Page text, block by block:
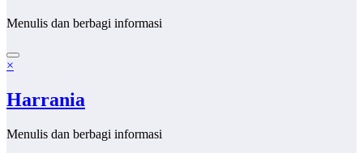
Menulis dan berbagi informasi
×
Harrania
Menulis dan berbagi informasi